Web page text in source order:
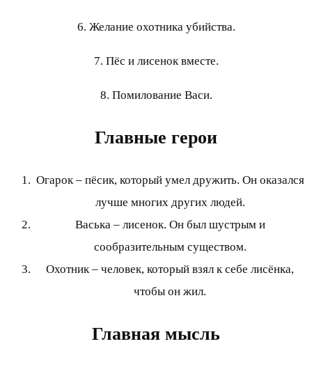
6. Желание охотника убийства.
7. Пёс и лисенок вместе.
8. Помилование Васи.
Главные герои
Огарок – пёсик, который умел дружить. Он оказался
лучше многих других людей.
Васька – лисенок. Он был шустрым и
сообразительным существом.
Охотник – человек, который взял к себе лисёнка,
чтобы он жил.
Главная мысль